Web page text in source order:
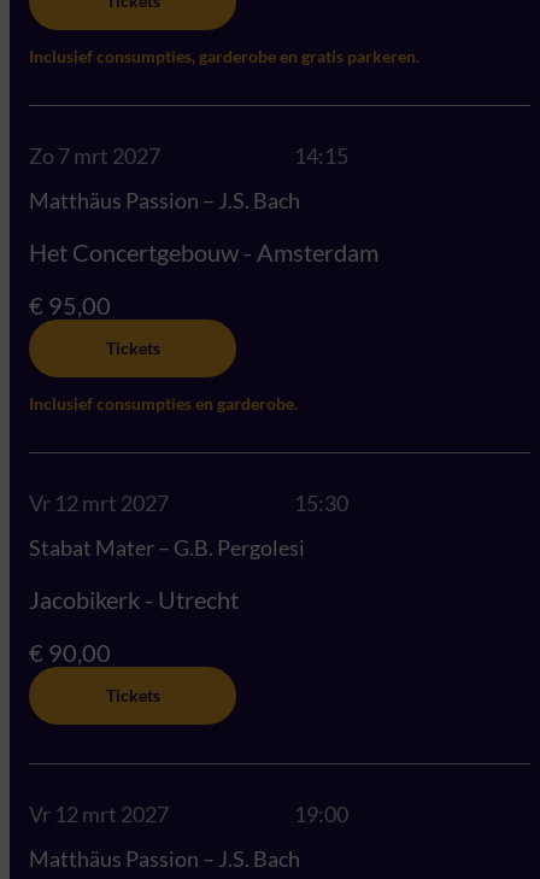
Inclusief consumpties, garderobe en gratis parkeren.
Zo 7 mrt 2027
14:15
Matthäus Passion – J.S. Bach
Het Concertgebouw - Amsterdam
€ 95,00
Tickets
Inclusief consumpties en garderobe.
Vr 12 mrt 2027
15:30
Stabat Mater – G.B. Pergolesi
Jacobikerk - Utrecht
€ 90,00
Tickets
Vr 12 mrt 2027
19:00
Matthäus Passion – J.S. Bach